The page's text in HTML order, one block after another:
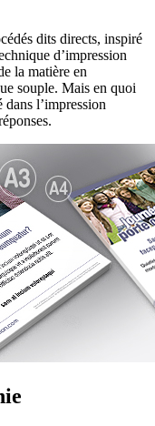
dits directs, inspiré
d’impression
la matière en
souple. Mais en quoi
dans l’impression